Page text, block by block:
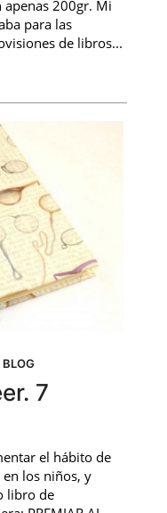
200gr. Mi
para las
de libros...
BLOG
7
el hábito de
los niños, y
libro de